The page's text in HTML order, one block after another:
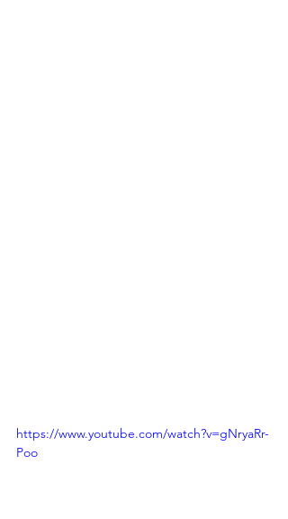
https://www.youtube.com/watch?v=gNryaRr-
Poo